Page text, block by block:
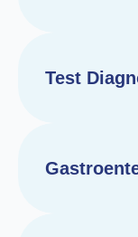
Test